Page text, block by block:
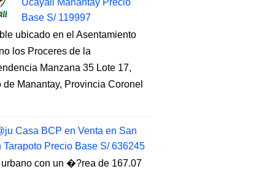
Ucayali Manantay Precio
Base S/ 119997
ubicado en el Asentamiento
los Proceres de la
Manzana 35 Lote 17,
de Manantay, Provincia Coronel
Casa BCP en Venta en San
Tarapoto Precio Base S/ 636245
urbano con un �?rea de 167.07